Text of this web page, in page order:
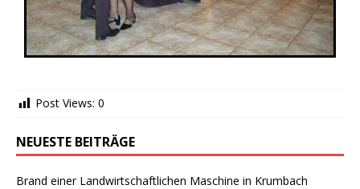
Post Views: 0
NEUESTE BEITRÄGE
Brand einer Landwirtschaftlichen Maschine in Krumbach